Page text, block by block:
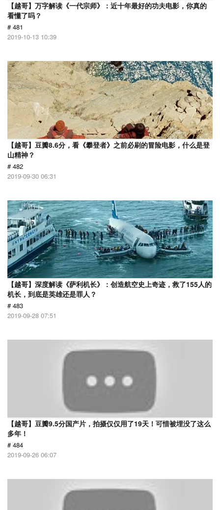
【越哥】万字解读《一代宗师》：近十年最好的功夫电影，你真的
看懂了吗？
# 481
2019-10-13 10:39
【越哥】豆瓣8.6分，看《攀登者》之前必刷的冒险电影，什么是登
山精神？
# 482
2019-09-30 06:31
【越哥】深度解读《萨利机长》：创造航空史上奇迹，救了155人的
机长，到底是英雄还是罪人？
# 483
2019-09-28 07:51
【越哥】豆瓣9.5分国产片，拍摄仅仅用了19天！可惜被埋没了这么
多年！
# 484
2019-09-26 06:07